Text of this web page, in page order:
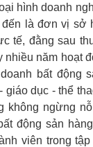
hình doanh
là đơn vị sở
tế, đằng sau
nhiều năm hoạt
bất động
dục - thể
không ngừng
động sản
viên trong